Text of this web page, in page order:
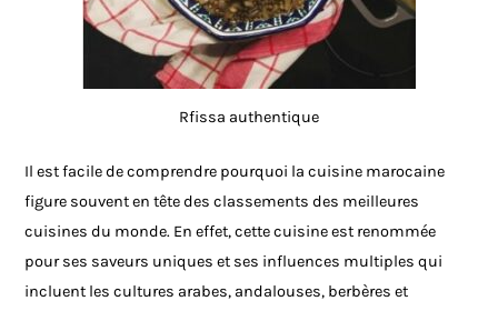
Rfissa authentique
Il est facile de comprendre pourquoi la cuisine marocaine
figure souvent en tête des classements des meilleures
cuisines du monde. En effet, cette cuisine est renommée
pour ses saveurs uniques et ses influences multiples qui
incluent les cultures arabes, andalouses, berbères et